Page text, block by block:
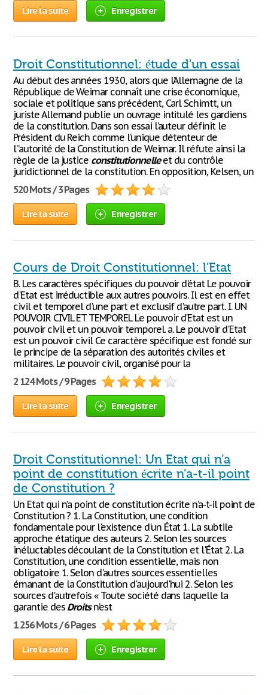
Lire la suite Enregistrer
Droit Constitutionnel: étude d'un essai
Au début des années 1930, alors que l’Allemagne de la
République de Weimar connaît une crise économique,
sociale et politique sans précédent, Carl Schimtt, un
juriste Allemand publie un ouvrage intitulé les gardiens
de la constitution. Dans son essai l’auteur définit le
Président du Reich comme l’unique détenteur de
l”autorité de la Constitution de Weimar. Il réfute ainsi la
règle de la justice constitutionnelleet du contrôle
juridictionnel de la constitution. En opposition, Kelsen, un
520 Mots / 3 Pages
Lire la suite Enregistrer
Cours de Droit Constitutionnel: l'Etat
B. Les caractères spécifiques du pouvoir d'état Le pouvoir
d'Etat est irréductible aux autres pouvoirs. Il est en effet
civil et temporel d'une part et exclusif d'autre part. I. UN
POUVOIR CIVIL ET TEMPOREL Le pouvoir d'Etat est un
pouvoir civil et un pouvoir temporel. a. Le pouvoir d'Etat
est un pouvoir civil Ce caractère spécifique est fondé sur
le principe de la séparation des autorités civiles et
militaires. Le pouvoir civil, organisé pour la
2 124 Mots / 9 Pages
Lire la suite Enregistrer
Droit Constitutionnel: Un Etat qui n’a
point de constitution écrite n’a-t-il point
de Constitution ?
Un Etat qui n’a point de constitution écrite n’a-t-il point de
Constitution ? 1. La Constitution, une condition
fondamentale pour l'existence d'un État 1. La subtile
approche étatique des auteurs 2. Selon les sources
inéluctables découlant de la Constitution et l'État 2. La
Constitution, une condition essentielle, mais non
obligatoire 1. Selon d'autres sources essentielles
émanant de la Constitution d'aujourd'hui 2. Selon les
sources d'autrefois « Toute société dans laquelle la
garantie des Droitsn’est
1 256 Mots / 6 Pages
Lire la suite Enregistrer